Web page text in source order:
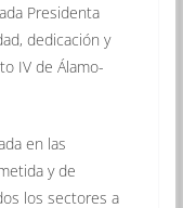
Presidenta
dedicación y
IV de Álamo-
en las
y de
los sectores a